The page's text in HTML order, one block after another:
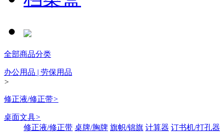
全部商品分类
办公用品 | 劳保用品
>
修正液/修正带>
桌面文具>
修正液/修正带 桌牌/胸牌 旗帜/锦旗 计算器 订书机/打孔器